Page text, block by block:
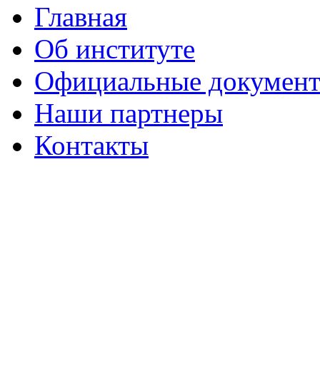
Главная
Об институте
Официальные
Наши партнеры
Контакты